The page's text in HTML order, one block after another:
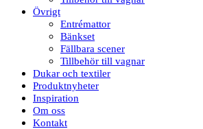
Övrigt
Entrémattor
Bänkset
Fällbara scener
Tillbehör till vagnar
Dukar och textiler
Produktnyheter
Inspiration
Om oss
Kontakt